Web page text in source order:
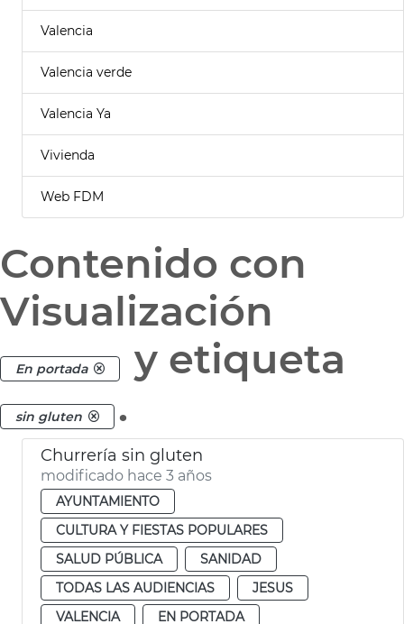
Valencia
Valencia verde
Valencia Ya
Vivienda
Web FDM
Contenido con
Visualización
En portada y etiqueta
sin gluten .
Churrería sin gluten
modificado hace 3 años
AYUNTAMIENTO
CULTURA Y FIESTAS POPULARES
SALUD PÚBLICA
SANIDAD
TODAS LAS AUDIENCIAS
JESUS
VALENCIA
EN PORTADA